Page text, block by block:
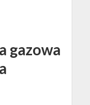
gazowa